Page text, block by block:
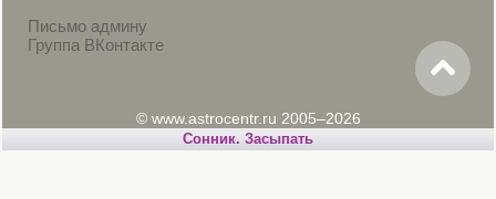
Письмо админу
Группа ВКонтакте
© www.astrocentr.ru 2005–2026
Cонник. Засыпать